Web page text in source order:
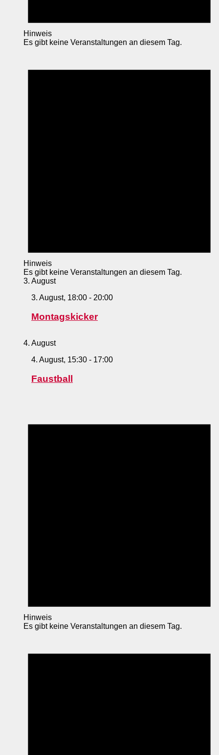
Hinweis
Es gibt keine Veranstaltungen an diesem Tag.
Hinweis
Es gibt keine Veranstaltungen an diesem Tag.
3. August
3. August, 18:00 - 20:00
Montagskicker
4. August
4. August, 15:30 - 17:00
Faustball
Hinweis
Es gibt keine Veranstaltungen an diesem Tag.